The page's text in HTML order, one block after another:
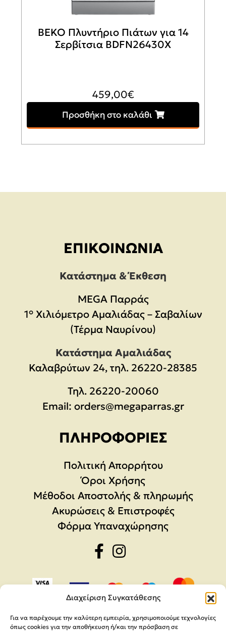
Διαχείριση Συγκατάθεσης
Για να παρέχουμε την καλύτερη εμπειρία, χρησιμοποιούμε τεχνολογίες
όπως cookies για την αποθήκευση ή/και την πρόσβαση σε
BEKO Πλυντήριο Πιάτων για 14
Σερβίτσια BDFN26430X
459,00€
Προσθήκη στο καλάθι
ΕΠΙΚΟΙΝΩΝΊΑ
Κατάστημα & Έκθεση
MEGA Παρράς
1° Χιλιόμετρο Αμαλιάδας – Σαβαλίων
(Τέρμα Ναυρίνου)
Κατάστημα Αμαλιάδας
Καλαβρύτων 24, τηλ. 26220-28385
Τηλ. 26220-20060
Email: orders@megaparras.gr
ΠΛΗΡΟΦΟΡΊΕΣ
Πολιτική Απορρήτου
Όροι Χρήσης
Μέθοδοι Αποστολής & πληρωμής
Ακυρώσεις & Επιστροφές
Φόρμα Υπαναχώρησης